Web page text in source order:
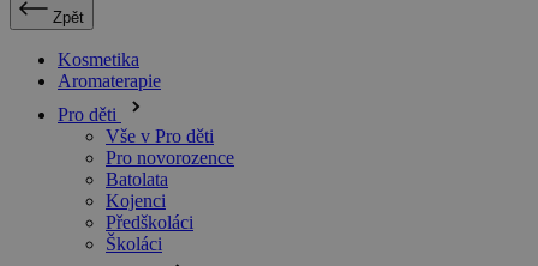
Zpět
Kosmetika
Aromaterapie
Pro děti
Vše v Pro děti
Pro novorozence
Batolata
Kojenci
Předškoláci
Školáci